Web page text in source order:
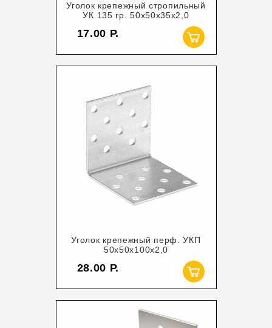
Уголок крепежный стропильный
УК 135 гр. 50х50х35х2,0
17.00
Уголок крепежный перф. УКП
50х50х100х2,0
28.00